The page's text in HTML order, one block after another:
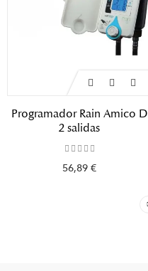
Programador Rain Amico D
2 salidas
56,89 €